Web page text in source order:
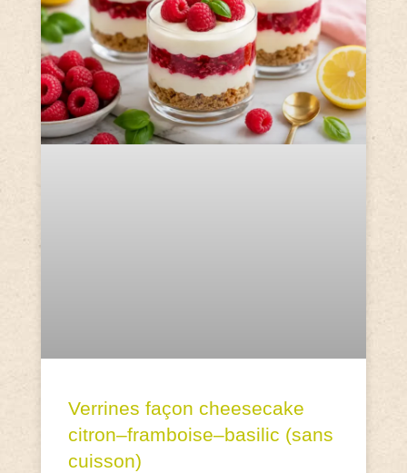
Verrines façon cheesecake
citron–framboise–basilic (sans
cuisson)